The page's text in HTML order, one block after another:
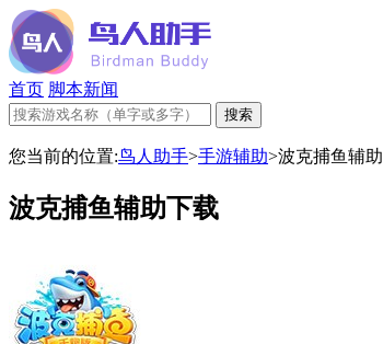
首页 脚本新闻
您当前的位置:鸟人助手>手游辅助>波克捕鱼辅助
波克捕鱼辅助下载